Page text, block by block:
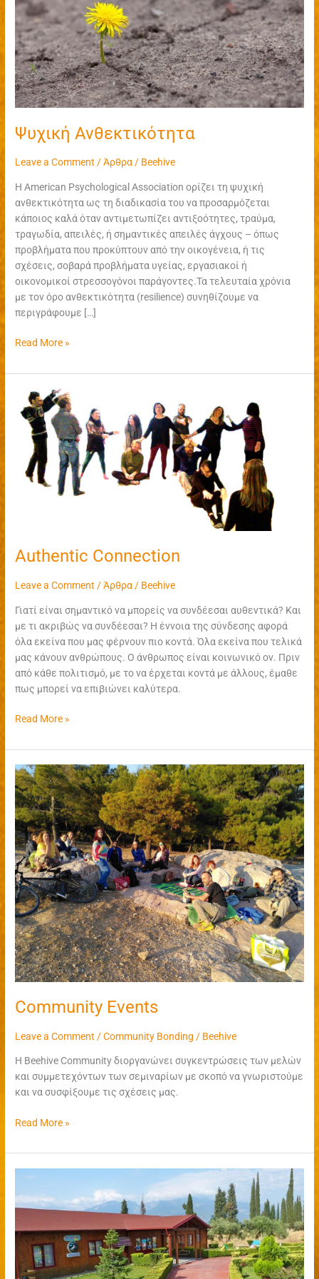
Ψυχική Ανθεκτικότητα
Leave a Comment /Άρθρα/ Beehive
H American Psychological Association ορίζει τη ψυχική
ανθεκτικότητα ως τη διαδικασία του να προσαρμόζεται
κάποιος καλά όταν αντιμετωπίζει αντιξοότητες, τραύμα,
τραγωδία, απειλές, ή σημαντικές απειλές άγχους – όπως
προβλήματα που προκύπτουν από την οικογένεια, ή τις
σχέσεις, σοβαρά προβλήματα υγείας, εργασιακοί ή
οικονομικοί στρεσσογόνοι παράγοντες.Τα τελευταία χρόνια
με τον όρο ανθεκτικότητα (resilience) συνηθίζουμε να
περιγράφουμε […]
Read More »
Authentic Connection
Leave a Comment /Άρθρα / Beehive
Γιατί είναι σημαντικό να μπορείς να συνδέεσαι αυθεντικά? Και
με τι ακριβώς να συνδέεσαι? Η έννοια της σύνδεσης αφορά
όλα εκείνα που μας φέρνουν πιο κοντά. Όλα εκείνα που τελικά
μας κάνουν ανθρώπους. Ο άνθρωπος είναι κοινωνικό ον. Πριν
από κάθε πολιτισμό, με το να έρχεται κοντά με άλλους, έμαθε
πως μπορεί να επιβιώνει καλύτερα.
Authentic
Connection
Read More »
Community Events
Leave a Comment /Community Bonding / Beehive
Η Beehive Community διοργανώνει συγκεντρώσεις των μελών
και συμμετεχόντων των σεμιναρίων με σκοπό να γνωριστούμε
και να συσφίξουμε τις σχέσεις μας.
Community
Events
Read More »
Συνεργασία
το